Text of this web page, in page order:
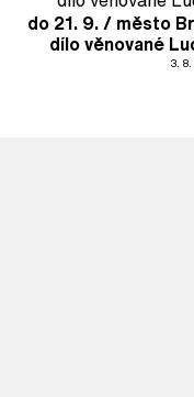
do 21. 9. / město
dílo věnované
3.